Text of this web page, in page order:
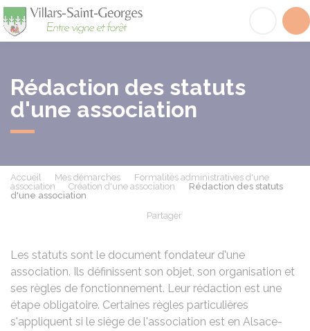
Rédaction des statuts
d'une association
Accueil Mes démarches
Formalités administratives d'une
association
Création d'une association
Rédaction des statuts
d'une association
Partager
Les statuts sont le document fondateur d'une
association. Ils définissent son objet, son organisation et
ses règles de fonctionnement. Leur rédaction est une
étape obligatoire. Certaines règles particulières
s'appliquent si le siège de l'association est en Alsace-